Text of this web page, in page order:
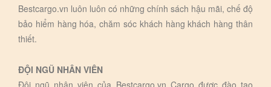
Bestcargo.vn luôn luôn có những chính sách hậu mãi, chế độ
bảo hiểm hàng hóa, chăm sóc khách hàng khách hàng thân
thiết.
ĐỘI NGŨ NHÂN VIÊN